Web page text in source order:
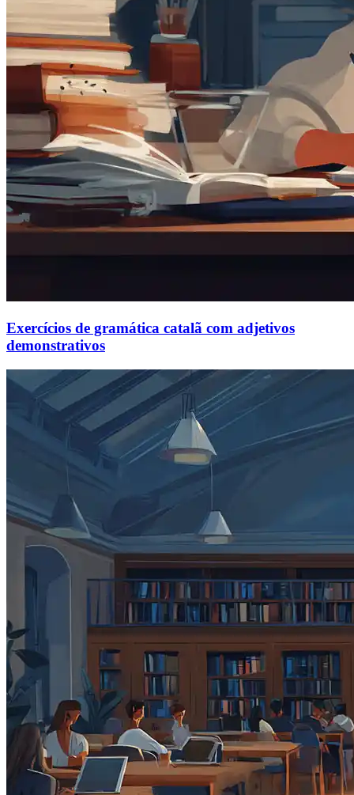
Exercícios de gramática catalã com adjetivos
demonstrativos